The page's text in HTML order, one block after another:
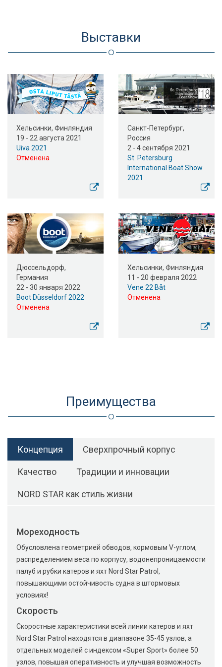
Выставки
Хельсинки, Финляндия
19 - 22 августа 2021
Uiva 2021
Отменена
Санкт-Петербург,
Россия
2 - 4 сентября 2021
St. Petersburg
International Boat Show
2021
Дюссельдорф,
Германия
22 - 30 января 2022
Boot Düsseldorf 2022
Отменена
Хельсинки, Финляндия
11 - 20 февраля 2022
Vene 22 Båt
Отменена
Преимущества
Концепция Сверхпрочный корпус
Качество Традиции и инновации
NORD STAR как стиль жизни
Мореходность
Обусловлена геометрией обводов, кормовым V-углом,
распределением веса по корпусу, водонепроницаемости
палуб и рубки катеров и яхт Nord Star Patrol,
повышающими остойчивость судна в штормовых
условиях!
Скорость
Скоростные характеристики всей линии катеров и яхт
Nord Star Patrol находятся в диапазоне 35-45 узлов, а
отдельных моделей с индексом «Super Sport» более 50
узлов, повышая оперативность и улучшая возможность